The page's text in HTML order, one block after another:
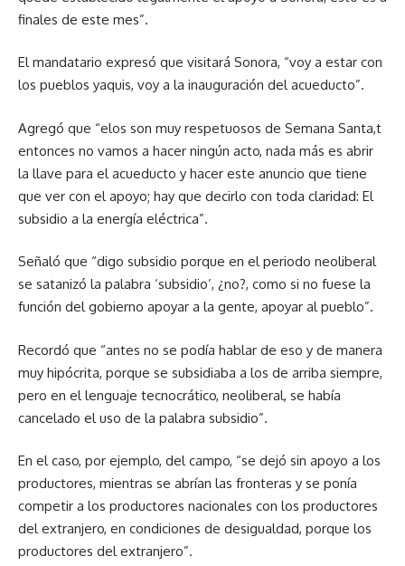
finales de este mes”.
El mandatario expresó que visitará Sonora, “voy a estar con
los pueblos yaquis, voy a la inauguración del acueducto”.
Agregó que “elos son muy respetuosos de Semana Santa,t
entonces no vamos a hacer ningún acto, nada más es abrir
la llave para el acueducto y hacer este anuncio que tiene
que ver con el apoyo; hay que decirlo con toda claridad: El
subsidio a la energía eléctrica”.
Señaló que “digo subsidio porque en el periodo neoliberal
se satanizó la palabra ‘subsidio’, ¿no?, como si no fuese la
función del gobierno apoyar a la gente, apoyar al pueblo”.
Recordó que “antes no se podía hablar de eso y de manera
muy hipócrita, porque se subsidiaba a los de arriba siempre,
pero en el lenguaje tecnocrático, neoliberal, se había
cancelado el uso de la palabra subsidio”.
En el caso, por ejemplo, del campo, “se dejó sin apoyo a los
productores, mientras se abrían las fronteras y se ponía
competir a los productores nacionales con los productores
del extranjero, en condiciones de desigualdad, porque los
productores del extranjero”.